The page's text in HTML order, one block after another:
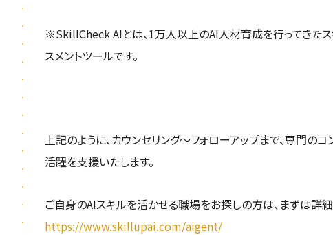
※SkillCheck AIとは、1万人以上のAI人材育成を行ってきた
スメントツールです。
上記のように、カウンセリング～フォローアップまで、専門の
活躍を支援いたします。
ご自身のAIスキルを活かせる職場をお探しの方は、まずは詳細
https://www.skillupai.com/aigent/